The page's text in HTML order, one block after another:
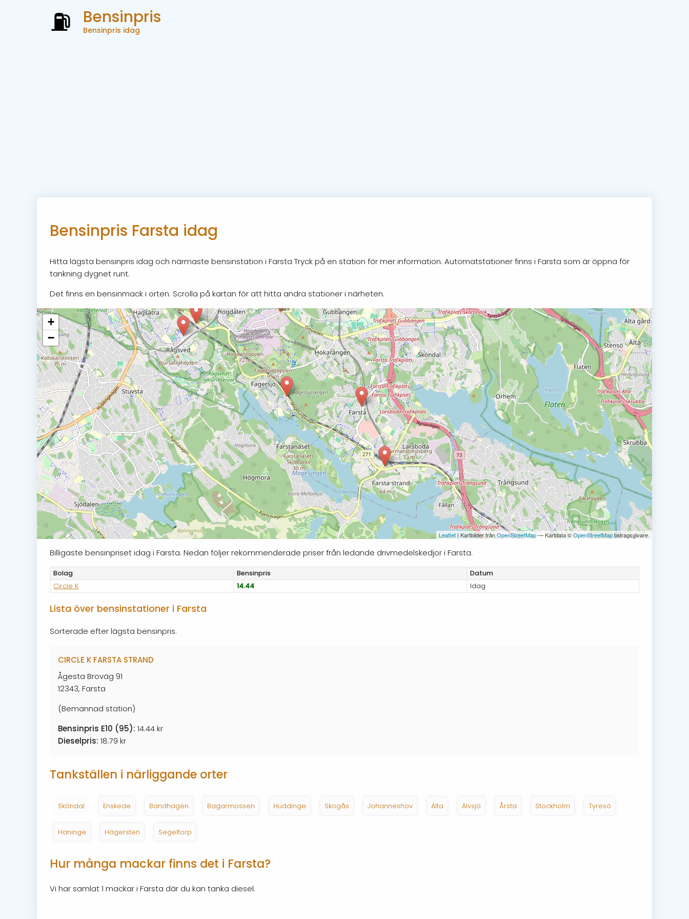
Bensinpris
Bensinpris idag
Bensinpris Farsta idag
Hitta lägsta bensinpris idag och närmaste bensinstation i Farsta Tryck på en station för mer information. Automatstationer finns i Farsta som är öppna för
tankning dygnet runt.
Det finns en bensinmack i orten. Scrolla på kartan för att hitta andra stationer i närheten.
+
−
Leaflet | Kartbilder frånOpenStreetMap— Kartdata ©OpenStreetMapbidragsgivare.
Billigaste bensinpriset idag i Farsta. Nedan följer rekommenderade priser från ledande drivmedelskedjor i Farsta.
Bolag Bensinpris
Datum
Circle K
14.44 Idag
Lista över bensinstationer i Farsta
Sorterade efter lägsta bensinpris.
CIRCLE K FARSTA STRAND
Ågesta Broväg 91
12343, Farsta
(Bemannad station)
Bensinpris E10 (95): 14.44 kr
Dieselpris: 18.79 kr
Tankställen i närliggande orter
Sköndal Enskede Bandhagen Bagarmossen Huddinge Skogås Johanneshov Älta Älvsjö Årsta Stockholm Tyresö
Haninge Hägersten Segeltorp
Hur många mackar finns det i Farsta?
Vi har samlat 1 mackar i Farsta där du kan tanka diesel.